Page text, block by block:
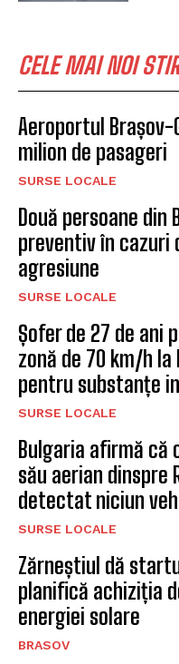
CELE MAI NOI
Aeroportul Brașov-
milion de pasageri
SURSE LOCALE
Două persoane
preventiv în cazuri
agresiune
SURSE LOCALE
Șofer de 27 de ani
zonă de 70 km/h
pentru substanțe
SURSE LOCALE
Bulgaria afirmă că
său aerian dinspre
detectat niciun
SURSE LOCALE
Zărneștiul dă
planifică achiziția
energiei solare
BRASOV